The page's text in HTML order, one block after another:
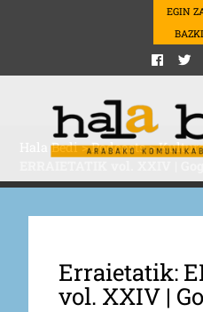
EGIN
Hala Bedi>Podcasts>
Erraietatik:
vol. XXIV |